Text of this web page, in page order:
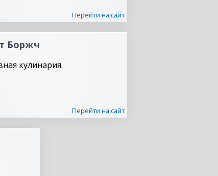
Перейти на сайт
Боржч
кулинария.
Перейти на сайт